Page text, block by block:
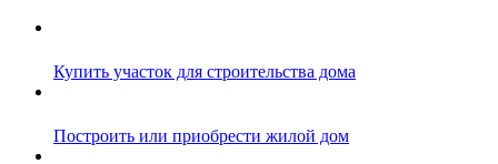
Купить участок для строительства дома
Построить или приобрести жилой дом